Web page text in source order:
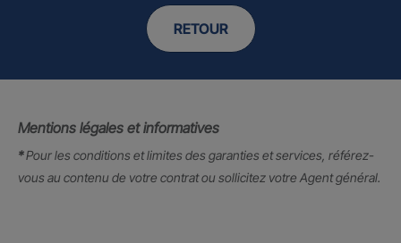
RETOUR
Mentions légales et informatives
*Pour les conditions et limites des garanties et services, référez-
vous au contenu de votre contrat ou sollicitez votre Agent général.